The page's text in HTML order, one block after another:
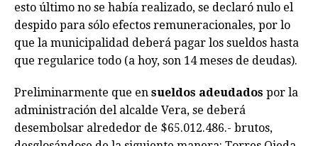
esto último no se había realizado, se declaró nulo el
despido para sólo efectos remuneracionales, por lo
que la municipalidad deberá pagar los sueldos hasta
que regularice todo (a hoy, son 14 meses de deudas).
Preliminarmente que en sueldos adeudados por la
administración del alcalde Vera, se deberá
desembolsar alrededor de $65.012.486.- brutos,